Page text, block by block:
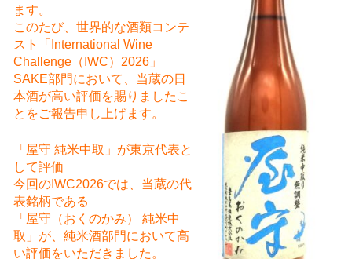
ます。
このたび、世界的な酒類コンテ
スト「International Wine
Challenge（IWC）2026」
SAKE部門において、当蔵の日
本酒が高い評価を賜りましたこ
とをご報告申し上げます。
「屋守 純米中取」が東京代表と
して評価
今回のIWC2026では、当蔵の代
表銘柄である
「屋守（おくのかみ） 純米中
取」が、純米酒部門において高
い評価をいただきました。